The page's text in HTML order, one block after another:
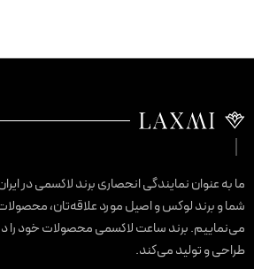
به عنوان نمایندگی انحصاری برند لاکسمی در
برند ساعت لاکسمی محصولات خود را در
و تولید می‌کند.